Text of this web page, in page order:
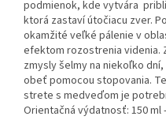
podmienok, kde vytvára
ktorá zastaví útočiacu zver.
okamžité veľké pálenie v
efektom rozostrenia videnia.
zmysly šelmy na niekoľko
obeť pomocou stopovania.
strete s medveďom je
Orientačná výdatnosť: 150 ml